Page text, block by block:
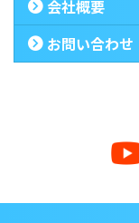
会社概要
お問い合わせ